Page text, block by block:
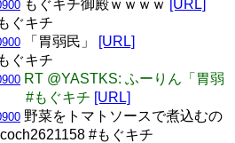
もぐキチ御殿ｗｗｗｗ [URL]
ぐキチ
「胃弱民」
[URL]
ぐキチ
RT @YASTKS: ふーりん「胃弱
#もぐキチ [URL]
野菜をトマトソースで煮込むの
#もぐキチ